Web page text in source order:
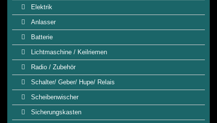
Elektrik
Anlasser
Batterie
Lichtmaschine / Keilriemen
Radio / Zubehör
Schalter/ Geber/ Hupe/ Relais
Scheibenwischer
Sicherungskasten